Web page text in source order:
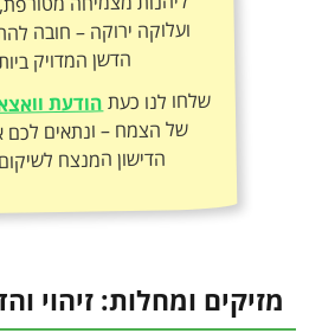
הדשן המדויק
שלחו לנו כעתהודעת
הדישון המנצח לשיקום
מזיקים ומחלות: זיהוי